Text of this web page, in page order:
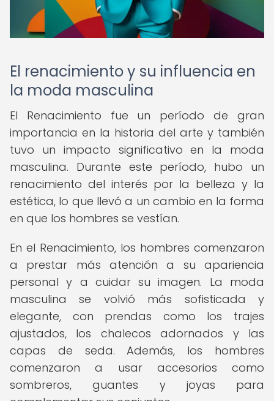
El renacimiento y su influencia en
la moda masculina
El Renacimiento fue un período de gran
importancia en la historia del arte y también
tuvo un impacto significativo en la moda
masculina. Durante este período, hubo un
renacimiento del interés por la belleza y la
estética, lo que llevó a un cambio en la forma
en que los hombres se vestían.
En el Renacimiento, los hombres comenzaron
a prestar más atención a su apariencia
personal y a cuidar su imagen. La moda
masculina se volvió más sofisticada y
elegante, con prendas como los trajes
ajustados, los chalecos adornados y las
capas de seda. Además, los hombres
comenzaron a usar accesorios como
sombreros, guantes y joyas para